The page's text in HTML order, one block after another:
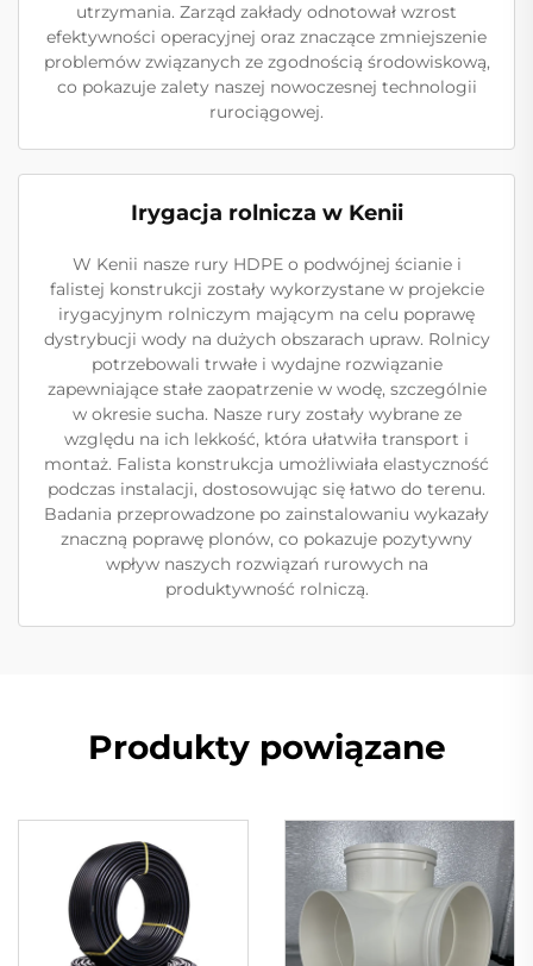
utrzymania. Zarząd zakłady odnotował wzrost
efektywności operacyjnej oraz znaczące zmniejszenie
problemów związanych ze zgodnością środowiskową,
co pokazuje zalety naszej nowoczesnej technologii
rurociągowej.
Irygacja rolnicza w Kenii
W Kenii nasze rury HDPE o podwójnej ścianie i
falistej konstrukcji zostały wykorzystane w projekcie
irygacyjnym rolniczym mającym na celu poprawę
dystrybucji wody na dużych obszarach upraw. Rolnicy
potrzebowali trwałe i wydajne rozwiązanie
zapewniające stałe zaopatrzenie w wodę, szczególnie
w okresie sucha. Nasze rury zostały wybrane ze
względu na ich lekkość, która ułatwiła transport i
montaż. Falista konstrukcja umożliwiała elastyczność
podczas instalacji, dostosowując się łatwo do terenu.
Badania przeprowadzone po zainstalowaniu wykazały
znaczną poprawę plonów, co pokazuje pozytywny
wpływ naszych rozwiązań rurowych na
produktywność rolniczą.
Produkty powiązane